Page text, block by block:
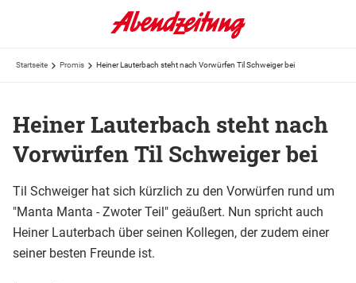
Startseite Promis Heiner Lauterbach steht nach Vorwürfen Til Schweiger bei
Heiner Lauterbach steht nach
Vorwürfen Til Schweiger bei
Til Schweiger hat sich kürzlich zu den Vorwürfen rund um
"Manta Manta - Zwoter Teil" geäußert. Nun spricht auch
Heiner Lauterbach über seinen Kollegen, der zudem einer
seiner besten Freunde ist.